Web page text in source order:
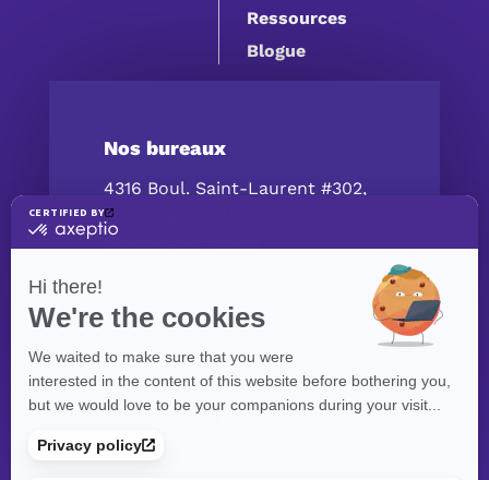
Ressources
Blogue
Nos bureaux
4316 Boul. Saint-Laurent #302,
Montréal, QC H2W 1Z3, Canada
Contactez-nous
contact@exolnet.com